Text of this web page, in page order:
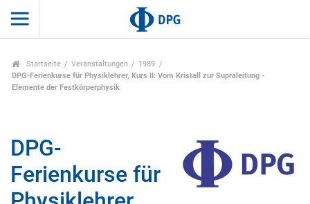
Startseite Veranstaltungen
1989
DPG-Ferienkurse für Physiklehrer, Kurs II: Vom Kristall zur Supraleitung -
Elemente der Festkörperphysik
DPG-
Ferienkurse für